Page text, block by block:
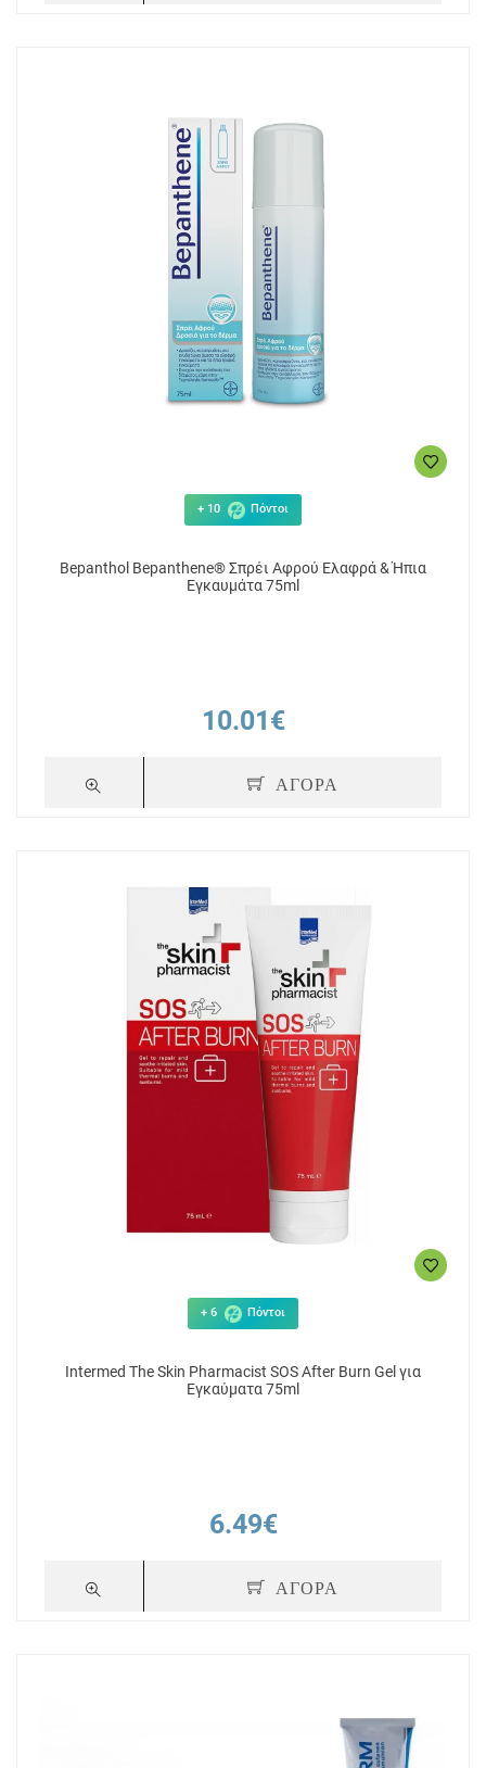
+ 10 Πόντοι
Bepanthol Bepanthene® Σπρέι Αφρού Ελαφρά & Ήπια
Εγκαυμάτα 75ml
10.01€
ΑΓΟΡΑ
+ 6 Πόντοι
Intermed The Skin Pharmacist SOS After Burn Gel για
Εγκαύματα 75ml
6.49€
ΑΓΟΡΑ